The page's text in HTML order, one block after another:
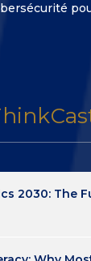
2030: The